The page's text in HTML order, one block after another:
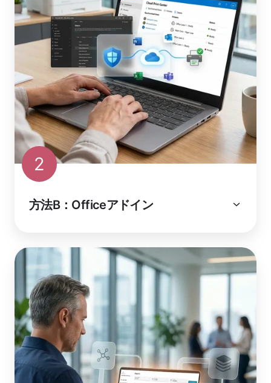
2
方法B：Officeアドイン